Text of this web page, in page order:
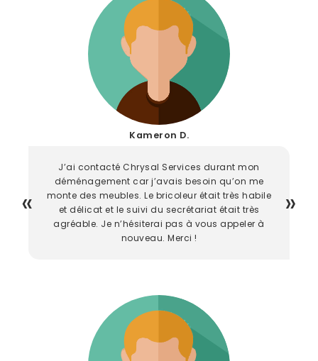
Kameron D.
J’ai contacté Chrysal Services durant mon
déménagement car j’avais besoin qu’on me
monte des meubles. Le bricoleur était très habile
et délicat et le suivi du secrétariat était très
agréable. Je n’hésiterai pas à vous appeler à
nouveau. Merci !